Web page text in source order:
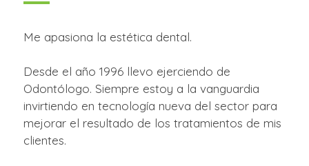
Me apasiona la estética dental.
Desde el año 1996 llevo ejerciendo de
Odontólogo. Siempre estoy a la vanguardia
invirtiendo en tecnología nueva del sector para
mejorar el resultado de los tratamientos de mis
clientes.